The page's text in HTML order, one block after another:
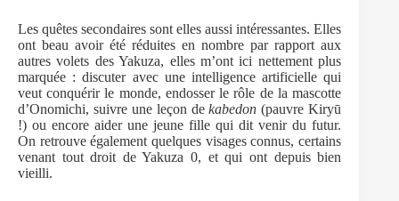
Les quêtes secondaires sont elles aussi intéressantes. Elles
ont beau avoir été réduites en nombre par rapport aux
autres volets des Yakuza, elles m’ont ici nettement plus
marquée : discuter avec une intelligence artificielle qui
veut conquérir le monde, endosser le rôle de la mascotte
d’Onomichi, suivre une leçon dekabedon (pauvre Kiryū
!) ou encore aider une jeune fille qui dit venir du futur.
On retrouve également quelques visages connus, certains
venant tout droit de Yakuza 0, et qui ont depuis bien
vieilli.